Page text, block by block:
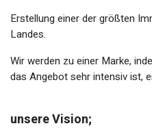
Erstellung einer der größten
Landes.
Wir werden zu einer Marke,
das Angebot sehr intensiv ist,
unsere Vision;